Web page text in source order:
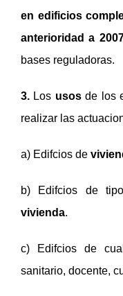
en edificios
anterioridad a
bases reguladoras.
3. Los usosde los
realizar las
a) Edifcios de
b) Edifcios de
vivienda.
c) Edifcios de
sanitario, docente,